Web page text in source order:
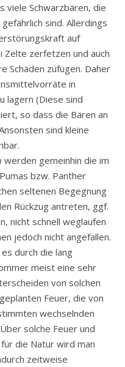
viele Schwarzbären, die
sind. Allerdings
auf
Zelte zerfetzen und auch
Schäden zufügen. Daher
in
lagern (Diese sind
so dass die Bären an
sind kleine
werden gemeinhin die im
bzw. Panther
seltenen Begegnung
Rückzug antreten, ggf.
nicht schnell weglaufen
jedoch nicht angefallen.
durch die lang
meist eine sehr
von solchen
Feuer, die von
wechselnden
solche Feuer und
die Natur wird man
zeitweise